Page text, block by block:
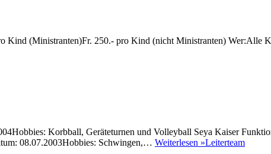
Kind (Ministranten)Fr. 250.- pro Kind (nicht Ministranten) Wer:Alle
Korbball, Geräteturnen und Volleyball Seya Kaiser
08.07.2003Hobbies: Schwingen,… Weiterlesen »Leiterteam